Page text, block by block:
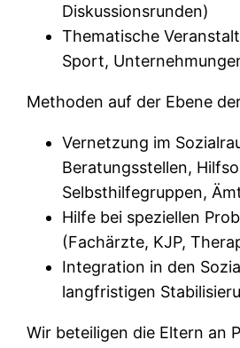
Diskussionsrunden)
Thematische
Sport,
Methoden auf der Ebene
Vernetzung im
Beratungsstellen,
Selbsthilfegruppen,
Hilfe bei speziellen
(Fachärzte, KJP,
Integration in den
langfristigen
Wir beteiligen die Eltern an